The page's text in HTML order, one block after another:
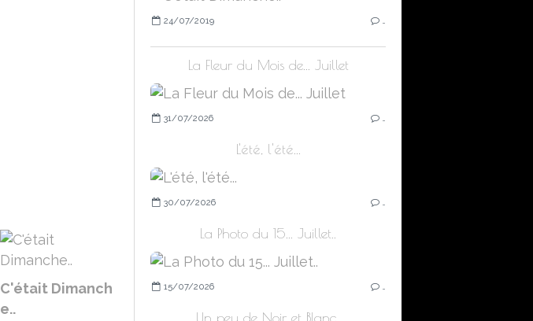
C'était Dimanch
e..
24/07/2019
La Fleur du Mois de... Juillet
31/07/2026
L'été, l'été...
30/07/2026
La Photo du 15... Juillet..
15/07/2026
Un peu de Noir et Blanc..